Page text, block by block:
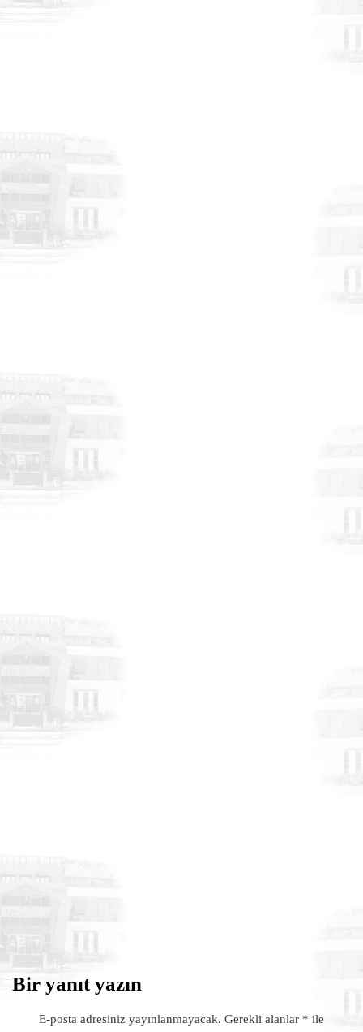
Türkiye Millî Katılım Organizasyonu
Bir yanıt yazın
E-posta adresiniz yayınlanmayacak. Gerekli alanlar * ile